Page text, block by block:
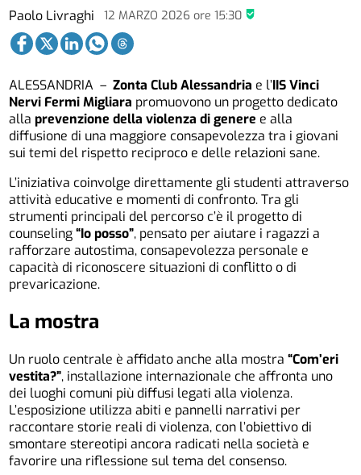
Paolo Livraghi 12 MARZO 2026ore 15:30
ALESSANDRIA –Zonta Club Alessandria e l’IIS Vinci
Nervi Fermi Migliara promuovono un progetto dedicato
allaprevenzione della violenza di genere e alla
diffusione di una maggiore consapevolezza tra i giovani
sui temi del rispetto reciproco e delle relazioni sane.
L’iniziativa coinvolge direttamente gli studenti attraverso
attività educative e momenti di confronto. Tra gli
strumenti principali del percorso c’è il progetto di
counseling“Io posso”, pensato per aiutare i ragazzi a
rafforzare autostima, consapevolezza personale e
capacità di riconoscere situazioni di conflitto o di
prevaricazione.
La mostra
Un ruolo centrale è affidato anche alla mostra“Com’eri
vestita?”, installazione internazionale che affronta uno
dei luoghi comuni più diffusi legati alla violenza.
L’esposizione utilizza abiti e pannelli narrativi per
raccontare storie reali di violenza, con l’obiettivo di
smontare stereotipi ancora radicati nella società e
favorire una riflessione sul tema del consenso.